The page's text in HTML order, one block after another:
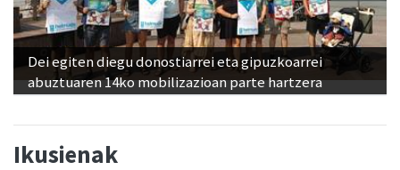
Dei egiten diegu donostiarrei eta gipuzkoarrei
abuztuaren 14ko mobilizazioan parte hartzera
Ikusienak